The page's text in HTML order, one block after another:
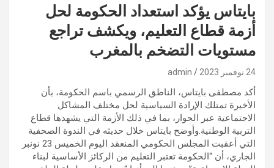
بايتاس يؤكد استعداد الحكومة لحل
أزمة قطاع التعليم، ويكشف تراجع
مستويات التضخم بالمغرب
24 نوفمبر 2023 admin
أكد مصطفى بايتاس، الناطق الرسمي باسم الحكومة، بأن
الأخيرة تمتلك الإرادة السياسية لحل مختلف المشاكل
الاجتماعية عبر الحوار، بما في ذلك الأزمة التي يشهدها قطاع
التربية الوطنية.وأوضح بايتاس خلال حديثه في الندوة الصحفية
التي أعقبت المجلس الحكومي المنعقد اليوم الخميس 23 نونبر
الجاري، أن “الحكومة تعتبر التعليم من الركائز الأساسية لبناء